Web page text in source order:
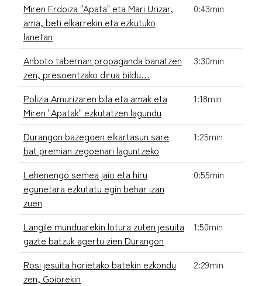
Miren Erdoiza "Apata" eta Mari Urizar,
ama, beti elkarrekin eta ezkutuko
lanetan
0:43min
Anboto tabernan propaganda banatzen
zen, presoentzako dirua bildu…
3:30min
Polizia Amurizaren bila eta amak eta
Miren "Apatak" ezkutatzen lagundu
1:18min
Durangon bazegoen elkartasun sare
bat premian zegoenari laguntzeko
1:25min
Lehenengo semea jaio eta hiru
egunetara ezkutatu egin behar izan
zuen
0:55min
Langile munduarekin lotura zuten jesuita
gazte batzuk agertu zien Durangon
1:50min
Rosi jesuita horietako batekin ezkondu
zen, Goiorekin
2:29min